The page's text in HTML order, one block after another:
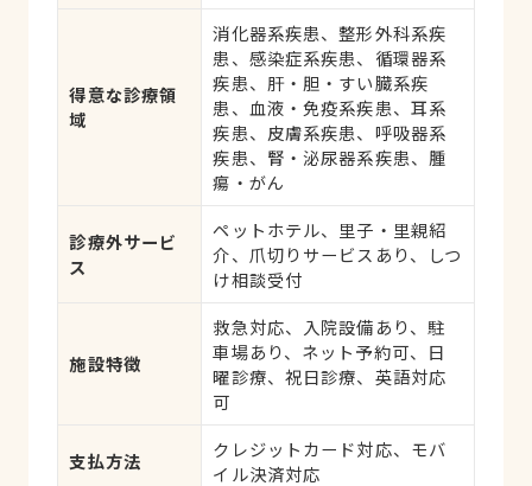
得意な診療領
域
消化器系疾患、整形外科系疾
患、感染症系疾患、循環器系
疾患、肝・胆・すい臓系疾
患、血液・免疫系疾患、耳系
疾患、皮膚系疾患、呼吸器系
疾患、腎・泌尿器系疾患、腫
瘍・がん
診療外サービ
ス
ペットホテル、里子・里親紹
介、爪切りサービスあり、しつ
け相談受付
施設特徴
救急対応、入院設備あり、駐
車場あり、ネット予約可、日
曜診療、祝日診療、英語対応
可
支払方法
クレジットカード対応、モバ
イル決済対応